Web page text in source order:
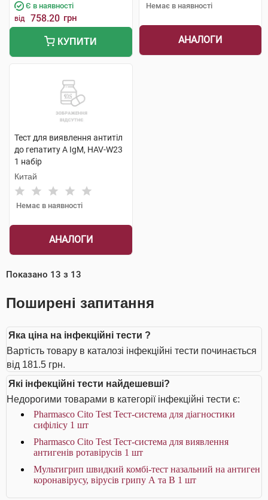
Є в наявності
від 758.20 грн
КУПИТИ
Немає в наявності
АНАЛОГИ
Тест для виявлення антитіл
до гепатиту А IgM, HAV-W23
1 набір
Китай
Немає в наявності
АНАЛОГИ
Показано 13 з 13
Поширені запитання
Яка ціна на інфекційні тести ?
Вартість товару в каталозі інфекційні тести починається
від 181.5 грн.
Які інфекційні тести найдешевші?
Недорогими товарами в категорії інфекційні тести є:
Pharmasco Cito Test Тест-система для діагностики
cифілісу 1 шт
Pharmasco Cito Test Тест-система для виявлення
антигенів ротавірусів 1 шт
Мультигрип швидкий комбі-тест назальний на антиген
коронавірусу, вірусів грипу А та В 1 шт